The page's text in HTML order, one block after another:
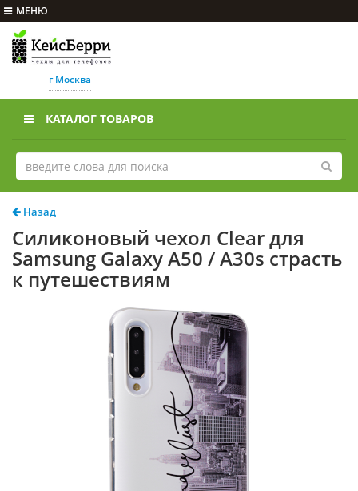
МЕНЮ
г Москва
КАТАЛОГ ТОВАРОВ
Назад
Силиконовый чехол Clear для
Samsung Galaxy A50 / A30s страсть
к путешествиям